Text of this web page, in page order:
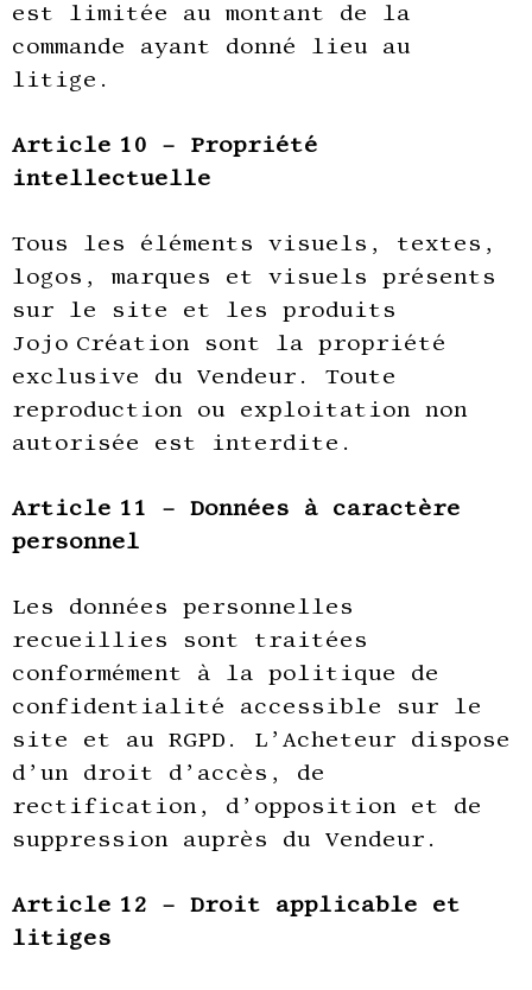
est limitée au montant de la
commande ayant donné lieu au
litige.
Article 10 – Propriété
intellectuelle
Tous les éléments visuels, textes,
logos, marques et visuels présents
sur le site et les produits
Jojo Création sont la propriété
exclusive du Vendeur. Toute
reproduction ou exploitation non
autorisée est interdite.
Article 11 – Données à caractère
personnel
Les données personnelles
recueillies sont traitées
conformément à la politique de
confidentialité accessible sur le
site et au RGPD. L’Acheteur dispose
d’un droit d’accès, de
rectification, d’opposition et de
suppression auprès du Vendeur.
Article 12 – Droit applicable et
litiges